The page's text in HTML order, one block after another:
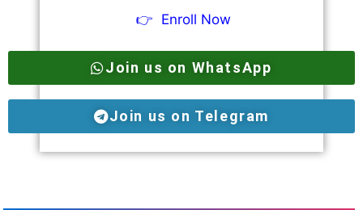
👉 Enroll Now
Join us on WhatsApp
Join us on Telegram